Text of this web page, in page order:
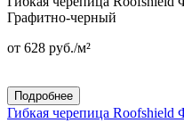
Графитно-черный
от 628 руб./м²
Подробнее
Гибкая черепица